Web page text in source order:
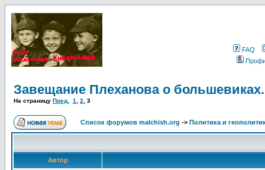
FAQ
Завещание Плеханова о большевиках.
На страницу Пред. 1 2 3
Список форумов malchish.org -> Политика и
Автор